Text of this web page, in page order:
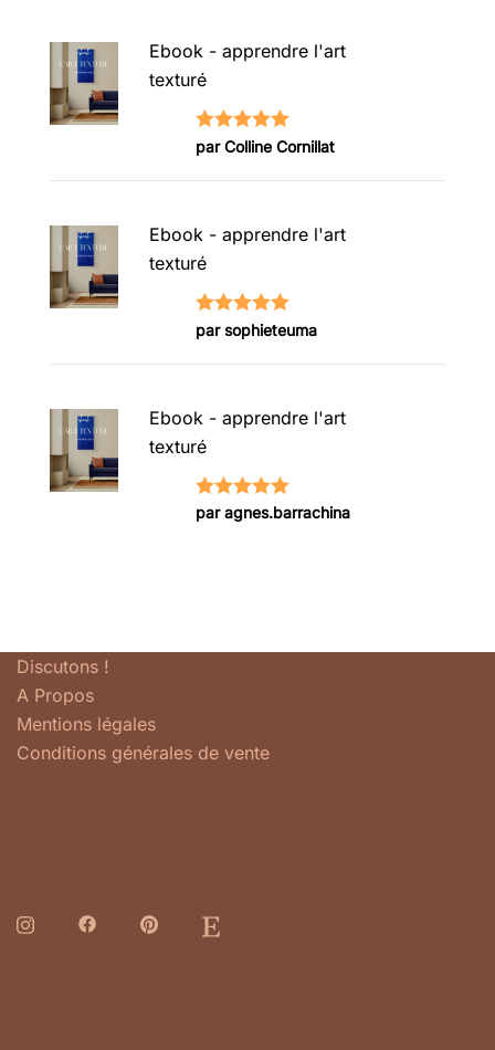
Ebook - apprendre l'art
texturé
Note5sur
par Colline Cornillat
Ebook - apprendre l'art
texturé
Note5sur
par sophieteuma
Ebook - apprendre l'art
texturé
Note5sur
par agnes.barrachina
Discutons !
A Propos
Mentions légales
Conditions générales de vente